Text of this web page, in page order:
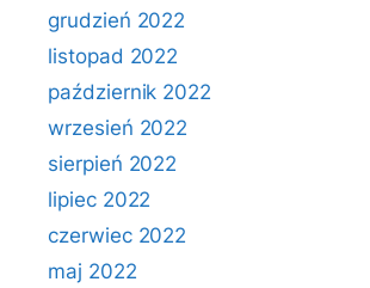
grudzień 2022
listopad 2022
październik 2022
wrzesień 2022
sierpień 2022
lipiec 2022
czerwiec 2022
maj 2022